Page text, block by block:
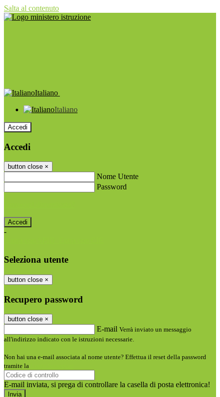
Salta al contenuto
Italiano
Italiano
Accedi
Accedi
button close ×
Nome Utente
Password
-
Seleziona utente
button close ×
Recupero password
button close ×
E-mail Verrà inviato un messaggio
all'indirizzo indicato con le istruzioni necessarie.
Non hai una e-mail associata al nome utente? Effettua il reset della password
tramite la
E-mail inviata, si prega di controllare la casella di posta elettronica!